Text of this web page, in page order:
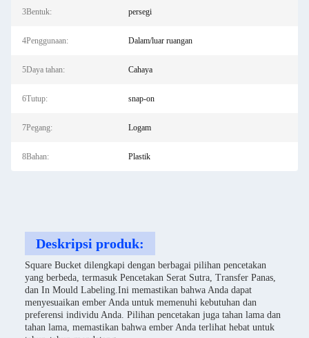
3Bentuk: persegi
4Penggunaan: Dalam/luar ruangan
5Daya tahan: Cahaya
6Tutup: snap-on
7Pegang: Logam
8Bahan: Plastik
Deskripsi produk:
Square Bucket dilengkapi dengan berbagai pilihan pencetakan
yang berbeda, termasuk Pencetakan Serat Sutra, Transfer Panas,
dan In Mould Labeling.Ini memastikan bahwa Anda dapat
menyesuaikan ember Anda untuk memenuhi kebutuhan dan
preferensi individu Anda. Pilihan pencetakan juga tahan lama dan
tahan lama, memastikan bahwa ember Anda terlihat hebat untuk